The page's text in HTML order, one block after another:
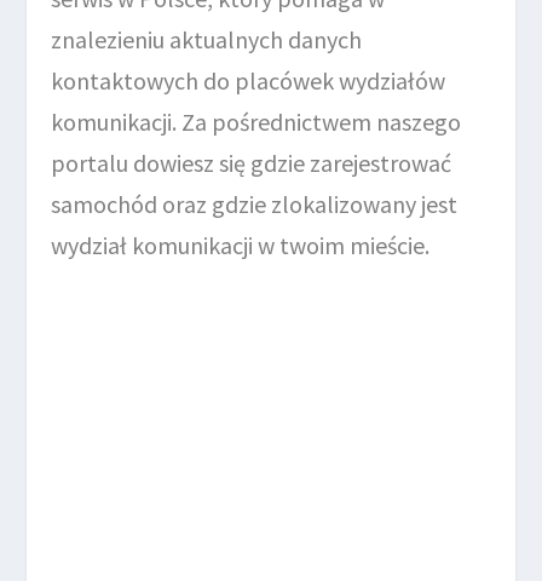
znalezieniu aktualnych danych
kontaktowych do placówek wydziałów
komunikacji. Za pośrednictwem naszego
portalu dowiesz się gdzie zarejestrować
samochód oraz gdzie zlokalizowany jest
wydział komunikacji w twoim mieście.